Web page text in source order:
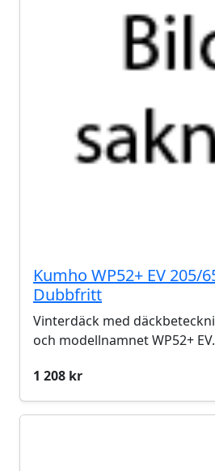
Kumho WP52+ EV 205/
Dubbfritt
Vinterdäck med
och modellnamnet WP52+ EV.
1 208 kr